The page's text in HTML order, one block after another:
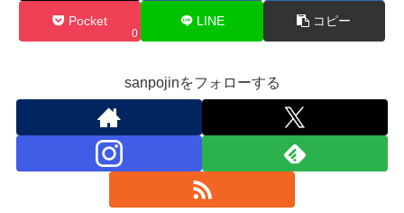
Pocket
0
LINE コピー
sanpojinをフォローする